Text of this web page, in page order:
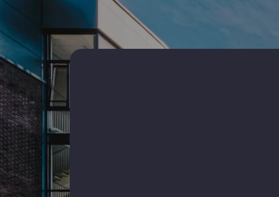
Apartamente de inchiriat in Constanta Tomis
Apartamente de inchiriat in Mamaia
Apartamente de inchiriat in Mamaia-Sat